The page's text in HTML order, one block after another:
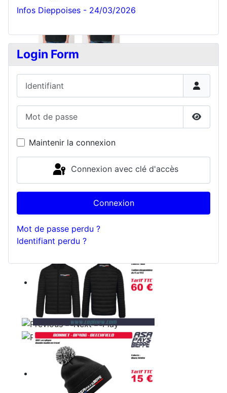
Infos Dieppoises - 24/03/2026
Login Form
Maintenir la connexion
Connexion avec clé d'accès
Connexion
Mot de passe perdu ?
Identifiant perdu ?